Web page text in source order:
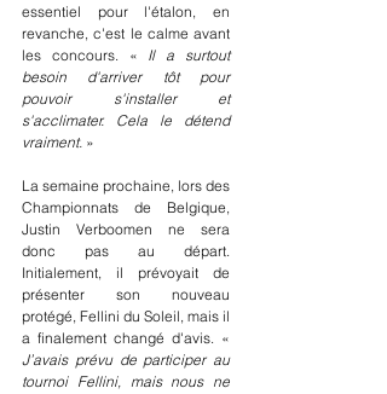
essentiel pour l'étalon, en
revanche, c'est le calme avant
les concours. « Il a surtout
besoin d'arriver tôt pour
pouvoir s'installer et
s'acclimater. Cela le détend
vraiment. »
La semaine prochaine, lors des
Championnats de Belgique,
Justin Verboomen ne sera
donc pas au départ.
Initialement, il prévoyait de
présenter son nouveau
protégé, Fellini du Soleil, mais il
J’avais prévu de participer au
tournoi Fellini, mais nous ne